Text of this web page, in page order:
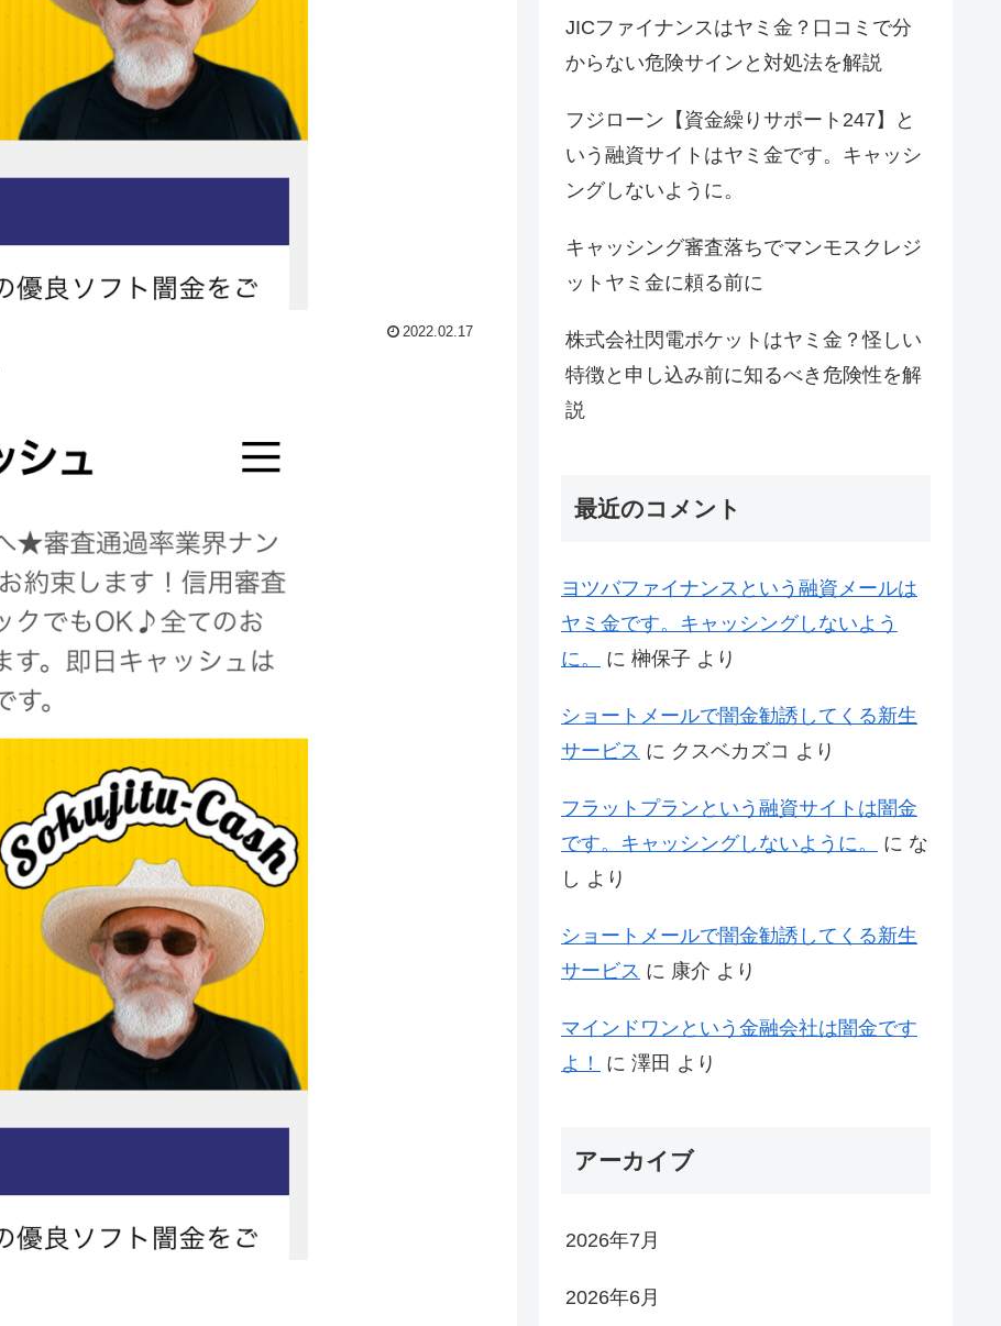
2022.02.17
JICファイナンスはヤミ金？口コミで分
からない危険サインと対処法を解説
フジローン【資金繰りサポート247】と
いう融資サイトはヤミ金です。キャッシ
ングしないように。
キャッシング審査落ちでマンモスクレジ
ットヤミ金に頼る前に
株式会社閃電ポケットはヤミ金？怪しい
特徴と申し込み前に知るべき危険性を解
説
最近のコメント
ヨツバファイナンスという融資メールは
ヤミ金です。キャッシングしないよう
に。
に 榊保子 より
ショートメールで闇金勧誘してくる新生
サービス に クスベカズコ より
フラットプランという融資サイトは闇金
です。キャッシングしないように。
に な
し より
ショートメールで闇金勧誘してくる新生
サービス に 康介 より
マインドワンという金融会社は闇金です
よ！
に 澤田 より
アーカイブ
2026年7月
2026年6月